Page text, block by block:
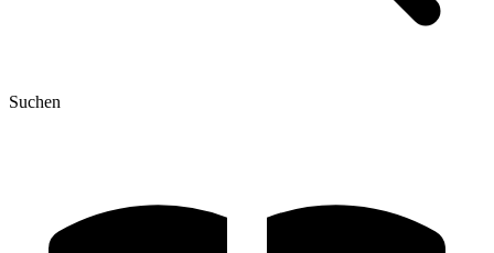
Suchen